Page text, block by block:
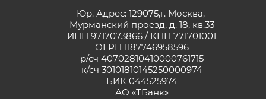
Юр. Адрес: 129075,г. Москва,
Мурманский проезд, д. 18, кв.33
ИНН 9717073866 / КПП 771701001
ОГРН 1187746958596
р/сч 40702810410000761715
к/сч 30101810145250000974
БИК 044525974
АО «ТБанк»